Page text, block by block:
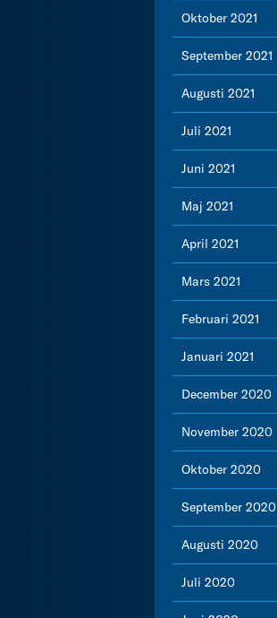
Oktober 2021
September 2021
Augusti 2021
Juli 2021
Juni 2021
Maj 2021
April 2021
Mars 2021
Februari 2021
Januari 2021
December 2020
November 2020
Oktober 2020
September 2020
Augusti 2020
Juli 2020